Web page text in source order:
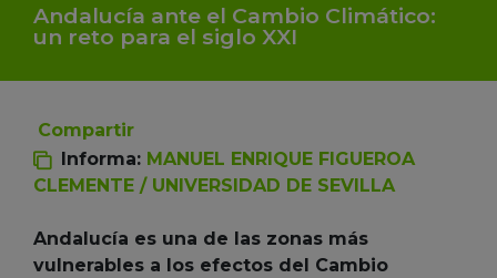
Andalucía ante el Cambio Climático:
un reto para el siglo XXI
Compartir
Informa: MANUEL ENRIQUE FIGUEROA
CLEMENTE / UNIVERSIDAD DE SEVILLA
Andalucía es una de las zonas más
vulnerables a los efectos del Cambio